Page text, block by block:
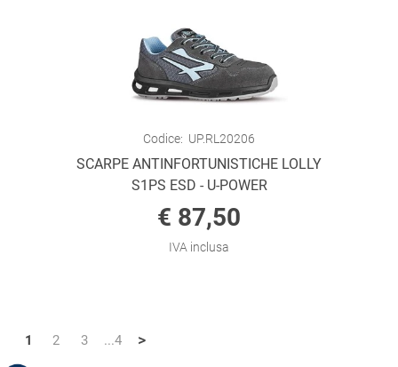
Codice: UP.RL20206
SCARPE ANTINFORTUNISTICHE LOLLY
S1PS ESD - U-POWER
€ 87,50
IVA inclusa
1 2 3 ...4 >